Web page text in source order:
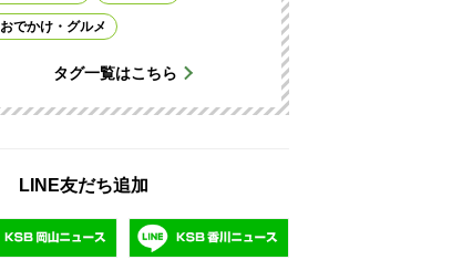
おでかけ・グルメ
タグ一覧はこちら
LINE友だち追加